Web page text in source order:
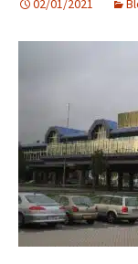
02/01/2021